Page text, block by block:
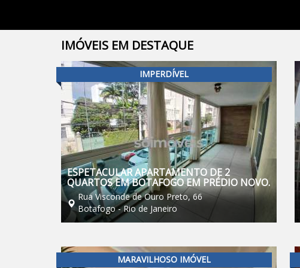
IMÓVEIS EM DESTAQUE
IMPERDÍVEL
ESPETACULAR APARTAMENTO DE 2
QUARTOS EM BOTAFOGO EM PRÉDIO NOVO.
Rua Visconde de Ouro Preto, 66
Botafogo - Rio de Janeiro
MARAVILHOSO IMÓVEL